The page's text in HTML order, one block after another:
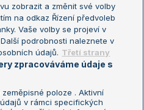
zobrazit a změnit své volby
na odkaz Řízení předvoleb
Vaše volby se projeví v
podrobnosti naleznete v
údajů. Třetí strany
zpracováváme údaje s
poloze . Aktivní
v rámci specifických